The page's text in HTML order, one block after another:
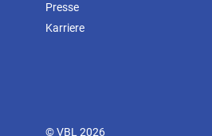
Presse
Karriere
© VBL 2026